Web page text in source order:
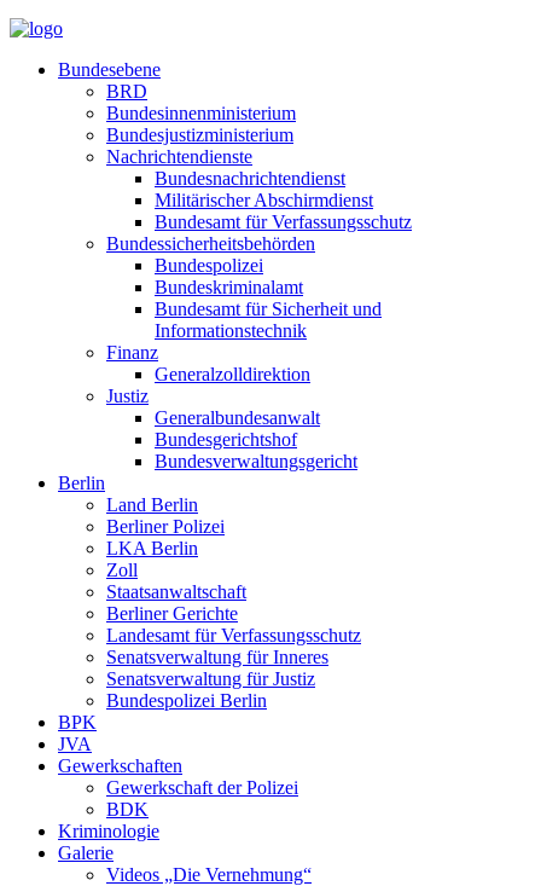
Bundesebene
BRD
Bundesinnenministerium
Bundesjustizministerium
Nachrichtendienste
Bundesnachrichtendienst
Militärischer Abschirmdienst
Bundesamt für Verfassungsschutz
Bundessicherheitsbehörden
Bundespolizei
Bundeskriminalamt
Bundesamt für Sicherheit und
Informationstechnik
Finanz
Generalzolldirektion
Justiz
Generalbundesanwalt
Bundesgerichtshof
Bundesverwaltungsgericht
Berlin
Land Berlin
Berliner Polizei
LKA Berlin
Zoll
Staatsanwaltschaft
Berliner Gerichte
Landesamt für Verfassungsschutz
Senatsverwaltung für Inneres
Senatsverwaltung für Justiz
Bundespolizei Berlin
BPK
JVA
Gewerkschaften
Gewerkschaft der Polizei
BDK
Kriminologie
Galerie
Videos „Die Vernehmung“